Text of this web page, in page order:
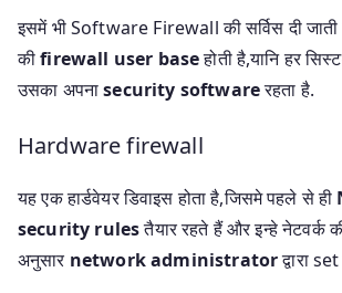
इसमें भी Software Firewall की सर्विस दी जाती
कीfirewall user baseहोती है,यानि हर
उसका अपनाsecurity softwareरहता है.
Hardware firewall
यह एक हार्डवेयर डिवाइस होता है,जिसमे पहले से ही
security rulesतैयार रहते हैं और इन्हे नेटवर्क
अनुसार network administratorद्वारा